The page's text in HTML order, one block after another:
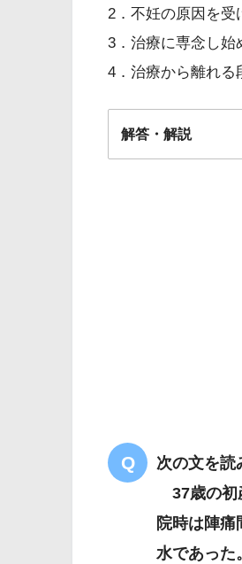
2．不妊の原因を受
3．治療に専念し始
4．治療から離れる
解答・解説
次の文を読
37歳の初
院時は陣
水であった。